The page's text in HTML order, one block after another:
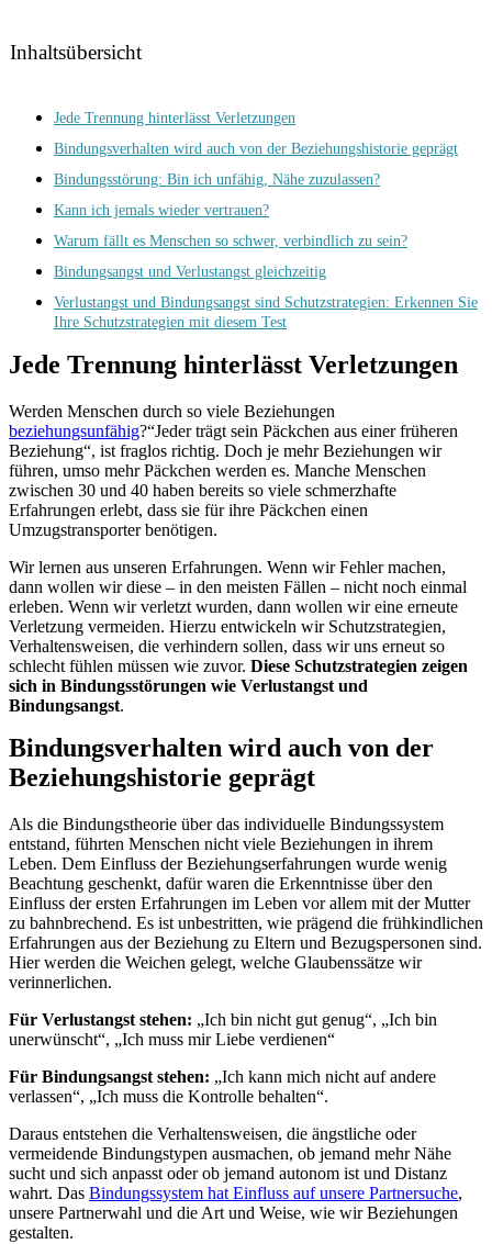
Inhaltsübersicht
Jede Trennung hinterlässt Verletzungen
Bindungsverhalten wird auch von der Beziehungshistorie geprägt
Bindungsstörung: Bin ich unfähig, Nähe zuzulassen?
Kann ich jemals wieder vertrauen?
Warum fällt es Menschen so schwer, verbindlich zu sein?
Bindungsangst und Verlustangst gleichzeitig
Verlustangst und Bindungsangst sind Schutzstrategien: Erkennen Sie
Ihre Schutzstrategien mit diesem Test
Jede Trennung hinterlässt Verletzungen
Werden Menschen durch so viele Beziehungen
beziehungsunfähig?“Jeder trägt sein Päckchen aus einer früheren
Beziehung“, ist fraglos richtig. Doch je mehr Beziehungen wir
führen, umso mehr Päckchen werden es. Manche Menschen
zwischen 30 und 40 haben bereits so viele schmerzhafte
Erfahrungen erlebt, dass sie für ihre Päckchen einen
Umzugstransporter benötigen.
Wir lernen aus unseren Erfahrungen. Wenn wir Fehler machen,
dann wollen wir diese – in den meisten Fällen – nicht noch einmal
erleben. Wenn wir verletzt wurden, dann wollen wir eine erneute
Verletzung vermeiden. Hierzu entwickeln wir Schutzstrategien,
Verhaltensweisen, die verhindern sollen, dass wir uns erneut so
schlecht fühlen müssen wie zuvor. Diese Schutzstrategien zeigen
sich in Bindungsstörungen wie Verlustangst und
Bindungsangst.
Bindungsverhalten wird auch von der
Beziehungshistorie geprägt
Als die Bindungstheorie über das individuelle Bindungssystem
entstand, führten Menschen nicht viele Beziehungen in ihrem
Leben. Dem Einfluss der Beziehungserfahrungen wurde wenig
Beachtung geschenkt, dafür waren die Erkenntnisse über den
Einfluss der ersten Erfahrungen im Leben vor allem mit der Mutter
zu bahnbrechend. Es ist unbestritten, wie prägend die frühkindlichen
Erfahrungen aus der Beziehung zu Eltern und Bezugspersonen sind.
Hier werden die Weichen gelegt, welche Glaubenssätze wir
verinnerlichen.
Für Verlustangst stehen: „Ich bin nicht gut genug“, „Ich bin
unerwünscht“, „Ich muss mir Liebe verdienen“
Für Bindungsangst stehen: „Ich kann mich nicht auf andere
verlassen“, „Ich muss die Kontrolle behalten“.
Daraus entstehen die Verhaltensweisen, die ängstliche oder
vermeidende Bindungstypen ausmachen, ob jemand mehr Nähe
sucht und sich anpasst oder ob jemand autonom ist und Distanz
wahrt. Das Bindungssystem hat Einfluss auf unsere Partnersuche,
unsere Partnerwahl und die Art und Weise, wie wir Beziehungen
gestalten.